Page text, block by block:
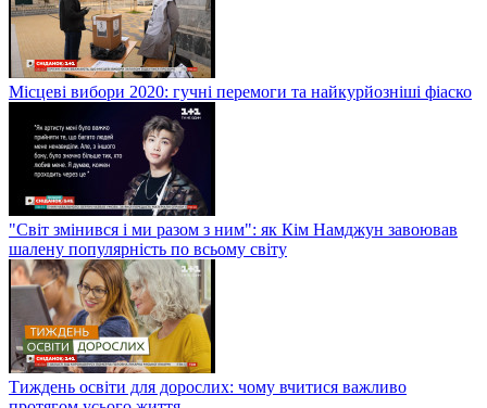
Місцеві вибори 2020: гучні перемоги та найкурйозніші фіаско
"Світ змінився і ми разом з ним": як Кім Намджун завоював
шалену популярність по всьому світу
Тиждень освіти для дорослих: чому вчитися важливо